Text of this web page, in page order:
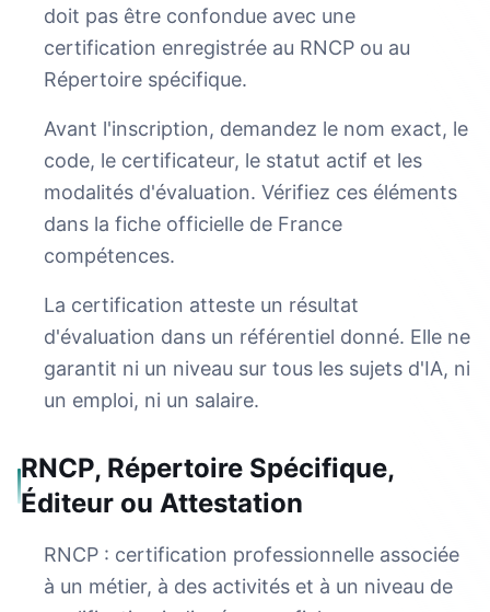
doit pas être confondue avec une
certification enregistrée au RNCP ou au
Répertoire spécifique.
Avant l'inscription, demandez le nom exact, le
code, le certificateur, le statut actif et les
modalités d'évaluation. Vérifiez ces éléments
dans la fiche officielle de France
compétences.
La certification atteste un résultat
d'évaluation dans un référentiel donné. Elle ne
garantit ni un niveau sur tous les sujets d'IA, ni
un emploi, ni un salaire.
RNCP, Répertoire Spécifique,
Éditeur ou Attestation
RNCP : certification professionnelle associée
à un métier, à des activités et à un niveau de